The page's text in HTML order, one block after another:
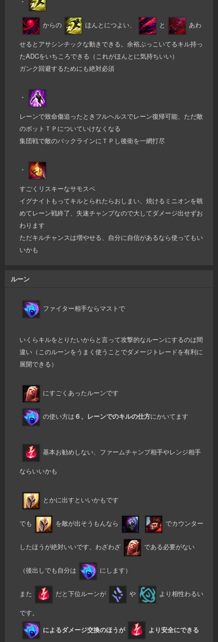
からの ほんとにつよい、 と あわ
せるとアサシンチックな動きできる。余裕ぶっこいてるキル持っ
たADCをいちころできる（これがほんとに気持ちいい）
ガンク回避するためにも絶対必須
・
レーンで致命傷追ったときフルヘルスでレーン復帰可能、ただ敵
のボットＴＰについていけなくなる
集団戦で敵のバックラインにＴＰし後衛を一網打尽
・
すごくリスキーなサモスペ
イグナイトもってキルとられたらおしまい、焼けるミニオンを眺
めてレーン戦終了、失速チャンプなので大してダメージ出せずお
わります
ただキルチャンスは増やせる、自分に自信があるなら使ってもい
いかも
ルーン
ファイター相手ならマストで
いくらキルをとりたいからと言って攻撃的なルーンにするのは間
違い（このルーンをうまく使うことでダメージトレードを有利に
展開できる）
にすごくあったルーンです
の使い方は ６、レーンでのキルの仕方にかいてます
基本お勧めしない、ファームチャンプ相手やレンジ相手
ならいいかも
とかに出すといいかもです
でも を敵が出そうもんなら でカウンター
したほうが絶対いいです、わざわざ である必要がない
（後出しでも自分は にします）
また だと下位ルーンが や より相性わるい
です。
によるダメージ交換のほうが
より安全にできる